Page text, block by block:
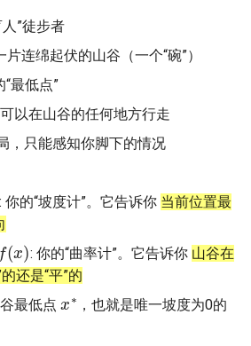
”徒步者
片连绵起伏的山谷（一个“碗”）
“最低点”
以在山谷的任何地方行走
，只能感知你脚下的情况
: 你的“坡度计”。它告诉你 当前位置最
f(x
: 你的“曲率计”。它告诉你 山谷在
还是“平”的
最低点
∗
，也就是唯一坡度为0的